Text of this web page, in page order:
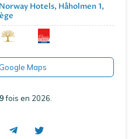
Hotels, Håholmen 1,
Maps
fois en 2026